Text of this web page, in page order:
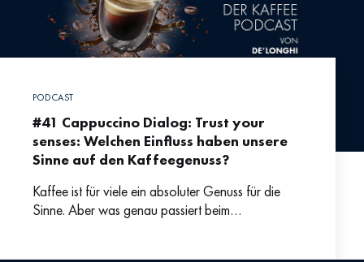
PODCAST
#41 Cappuccino Dialog: Trust your
senses: Welchen Einfluss haben unsere
Sinne auf den Kaffeegenuss?
Kaffee ist für viele ein absoluter Genuss für die
Sinne. Aber was genau passiert beim